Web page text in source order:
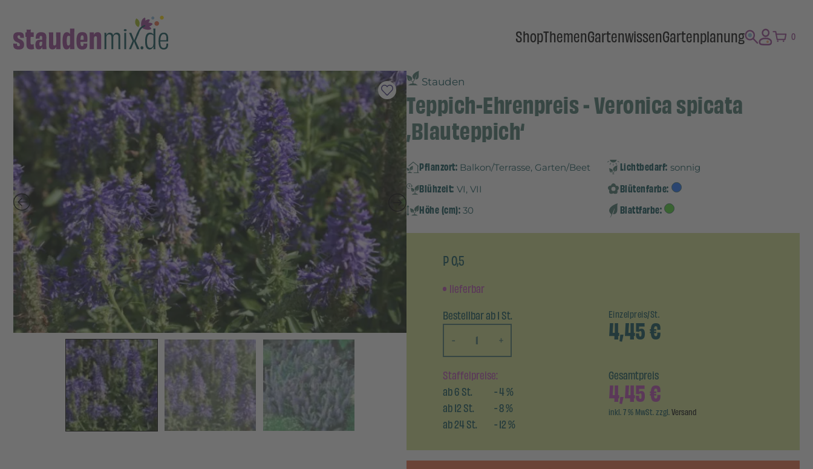
ShopThemenGartenwissenGartenplanung 0
Stauden
Teppich-Ehrenpreis - Veronica spicata
‚Blauteppich‘
Pflanzort: Balkon/Terrasse, Garten/Beet Lichtbedarf: sonnig
Blühzeit: VI, VII
Blütenfarbe:
Höhe (cm): 30 Blattfarbe:
P 0,5
lieferbar
Bestellbar ab 1 St.
-
+
Einzelpreis/St.
4,45€
Staffelpreise:
ab6St. -4%
ab12St. -8%
ab24St. -12%
Gesamtpreis
4,45€
inkl. 7 % MwSt. zzgl.Versand